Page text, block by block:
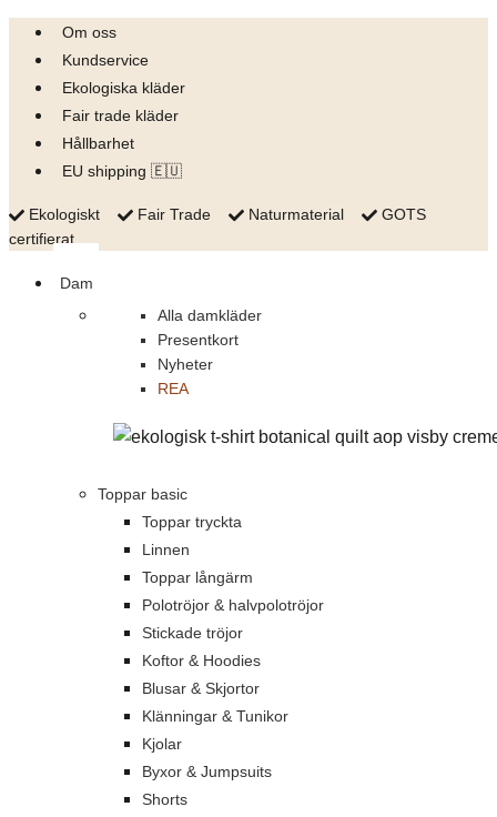
Skip
content
Om oss
Kundservice
Ekologiska kläder
Fair trade kläder
Hållbarhet
EU shipping 🇪🇺
Ekologiskt Fair Trade Naturmaterial
GOTS
certifierat
Dam
Alla damkläder
Presentkort
Nyheter
REA
Toppar basic
Toppar tryckta
Linnen
Toppar långärm
Polotröjor & halvpolotröjor
Stickade tröjor
Koftor & Hoodies
Blusar & Skjortor
Klänningar & Tunikor
Kjolar
Byxor & Jumpsuits
Shorts